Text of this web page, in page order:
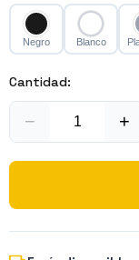
Negro Blanco
Cantidad:
− +